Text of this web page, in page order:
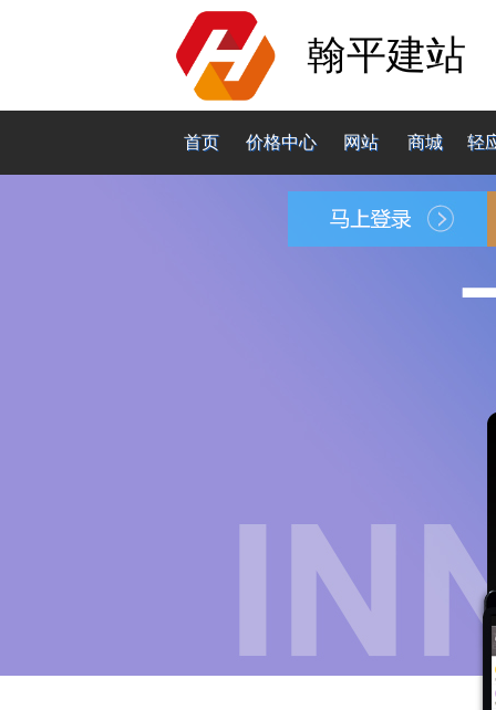
翰平建站
首页 价格中心 网站 商城 轻